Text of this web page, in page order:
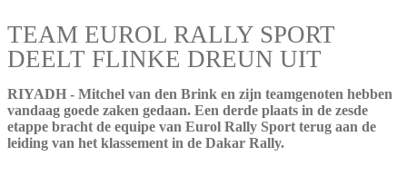
TEAM EUROL RALLY SPORT
DEELT FLINKE DREUN UIT
RIYADH - Mitchel van den Brink en zijn teamgenoten hebben
vandaag goede zaken gedaan. Een derde plaats in de zesde
etappe bracht de equipe van Eurol Rally Sport terug aan de
leiding van het klassement in de Dakar Rally.